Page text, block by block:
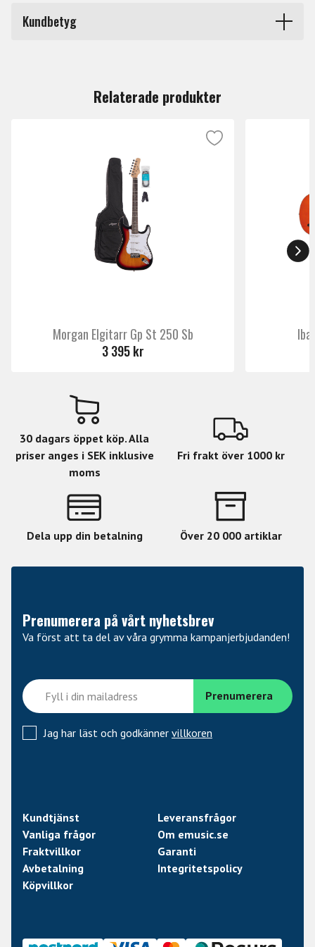
compromises in tone, feel, or reliability for their guitars and
basses. The E-II EX NT is a killer guitar with a bold and
thru construction of a mahogany body and mahogany neck
finish on the back for super smooth playability. The E-II EX
NT includes premier-quality components like a bone nut,
Gotoh locking tuners, a Gotoh TOM bridge and tailpiece, and
Dunlop locking strap buttons, along with a set of EMG 60 and
EMG 81 pickups in Brushed Black Chrome. Includes an ESP
hardshell form-fitting case.
Body: Mahogany
Neck: Mahogany
Fingerboard Radius: 305mm
Finish: Black
Nut Width: 42mm
Nut Type: Bone
Neck Contour: Thin U
Frets/Type: 22 XJ
Hardware Color: Black
Strap Button: Dunlop Locking
Bridge: Gotoh TOM & Tailpiece
Neck PU: EMG 60 Brushed Black Chrome
Case: EX GUITAR FORM FIT CASE
Kundbetyg
Relaterade produkter
Morgan Elgitarr Gp St 250 Sb
3 395 kr
30 dagars öppet köp. Alla
priser anges i SEK inklusive
moms
Fri frakt över 1000 kr
Dela upp din betalning Över 20 000 artiklar
Prenumerera på vårt nyhetsbrev
Va först att ta del av våra grymma kampanjerbjudanden!
Jag har läst och godkänner villkoren
Kundtjänst
Leveransfrågor
Vanliga frågor
Om emusic.se
Fraktvillkor
Garanti
Avbetalning
Integritetspolicy
Köpvillkor